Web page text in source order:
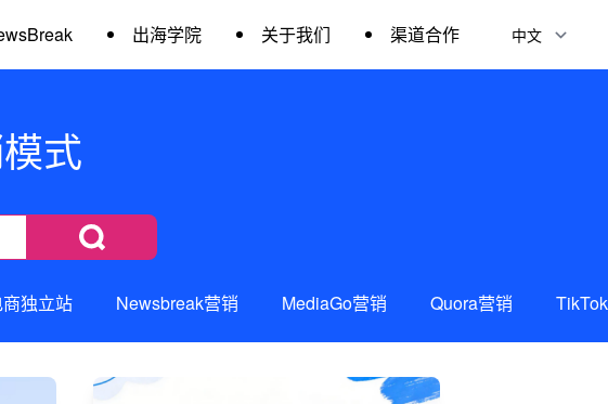
出海学院 关于我们 渠道合作
式
商独立站 Newsbreak营销 MediaGo营销 Quora营销